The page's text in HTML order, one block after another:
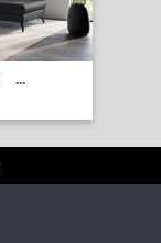
...